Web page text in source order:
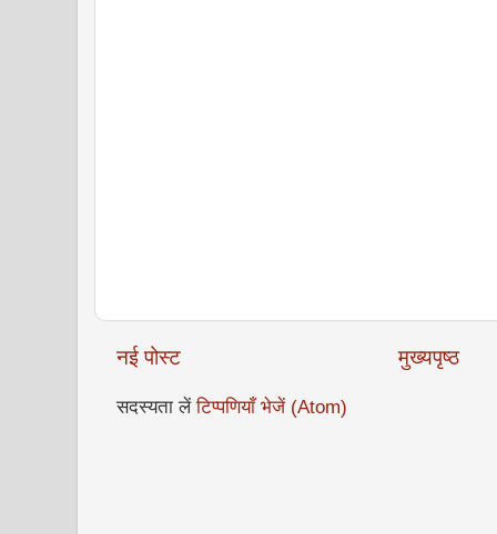
नई पोस्ट मुख्यपृष्ठ
सदस्यता लेंटिप्पणियाँ भेजें (Atom)